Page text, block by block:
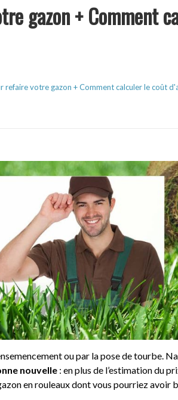
gazon + Comment
refaire votre gazon + Comment calculer le coût
ou par la pose de tourbe.
nouvelle : en plus de l’estimation du
en rouleaux dont vous pourriez avoir